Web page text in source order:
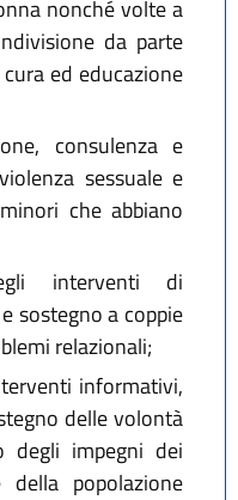
nonché volte a
da parte
ed educazione
consulenza e
sessuale e
che abbiano
interventi di
sostegno a coppie
relazionali;
informativi,
delle volontà
degli impegni dei
popolazione